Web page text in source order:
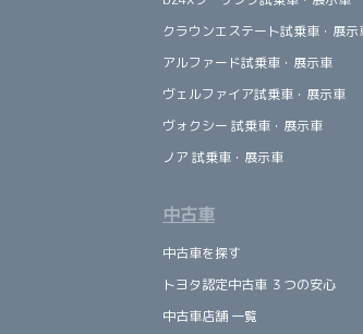
クラウンエステート試乗車・展示
アルファード試乗車・展示車
ヴェルファイア試乗車・展示車
ヴォクシー 試乗車・展示車
ノア 試乗車・展示車
中古車
中古車を探す
トヨタ認定中古車 ３つの安心
中古車店舗 一覧